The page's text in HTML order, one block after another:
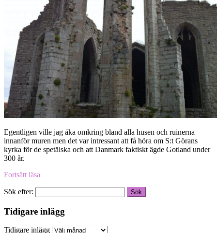
Egentligen ville jag åka omkring bland alla husen och ruinerna
innanför muren men det var intressant att få höra om S:t Görans
kyrka för de spetälska och att Danmark faktiskt ägde Gotland under
300 år.
Fortsätt läsa
Sök efter:
Tidigare inlägg
Tidigare inlägg